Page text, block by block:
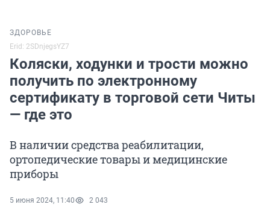
ЗДОРОВЬЕ
Erid: 2SDnjegsYZ7
Коляски, ходунки и трости можно
получить по электронному
сертификату в торговой сети Читы
— где это
В наличии средства реабилитации,
ортопедические товары и медицинские
приборы
5 июня 2024, 11:40 2 043